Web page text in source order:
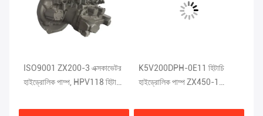
ISO9001 ZX200-3 এক্সকাভেটর
হাইড্রোলিক পাম্প, HPV118 হিটাচি
K5V200DPH-0E11 হিটাচি
হাইড্রোলিক পাম্প ZX450-1